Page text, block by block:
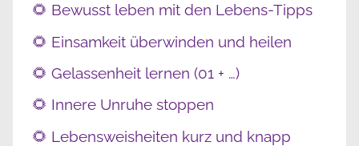
🌻 Bewusst leben mit den Lebens-Tipps
🌻 Einsamkeit überwinden und heilen
🌻 Gelassenheit lernen (01 + …)
🌻 Innere Unruhe stoppen
🌻 Lebensweisheiten kurz und knapp